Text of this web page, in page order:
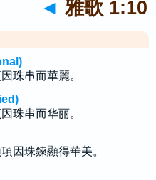
◄ 雅歌 1:10
珠串而華麗。
珠串而华丽。
因珠鍊顯得華美。